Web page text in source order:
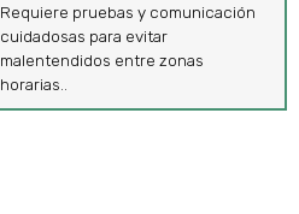
Requiere pruebas y comunicación
cuidadosas para evitar
malentendidos entre zonas
horarias..